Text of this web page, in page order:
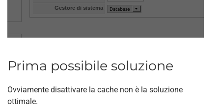
Prima possibile soluzione
Ovviamente disattivare la cache non è la soluzione
ottimale.